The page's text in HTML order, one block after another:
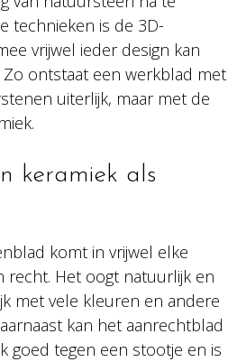
technieken is de 3D-
vrijwel ieder design kan
ontstaat een werkblad met
uiterlijk, maar met de
keramiek als
komt in vrijwel elke
recht. Het oogt natuurlijk en
met vele kleuren en andere
kan het aanrechtblad
goed tegen een stootje en is